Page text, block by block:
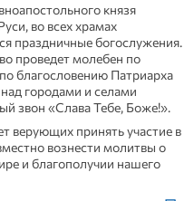
князя
во всех храмах
праздничные богослужения.
проведет молебен по
благословению Патриарха
городами и селами
звон «Слава Тебе, Боже!».
верующих принять участие в
вознести молитвы о
и благополучии нашего